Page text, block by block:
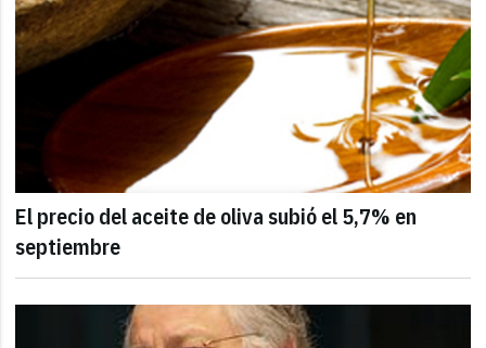
El precio del aceite de oliva subió el 5,7% en
septiembre